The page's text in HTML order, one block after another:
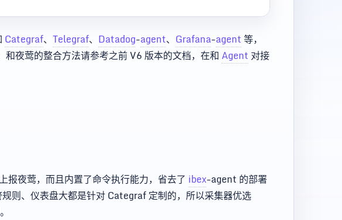
Categraf、 Telegraf、 Datadog-agent、 Grafana-agent等，
夜莺的整合方法请参考之前 V6 版本的文档，在和Agent 对接
报夜莺，而且内置了命令执行能力，省去了 ibex-agent 的部署
则、仪表盘大都是针对 Categraf 定制的，所以采集器优选